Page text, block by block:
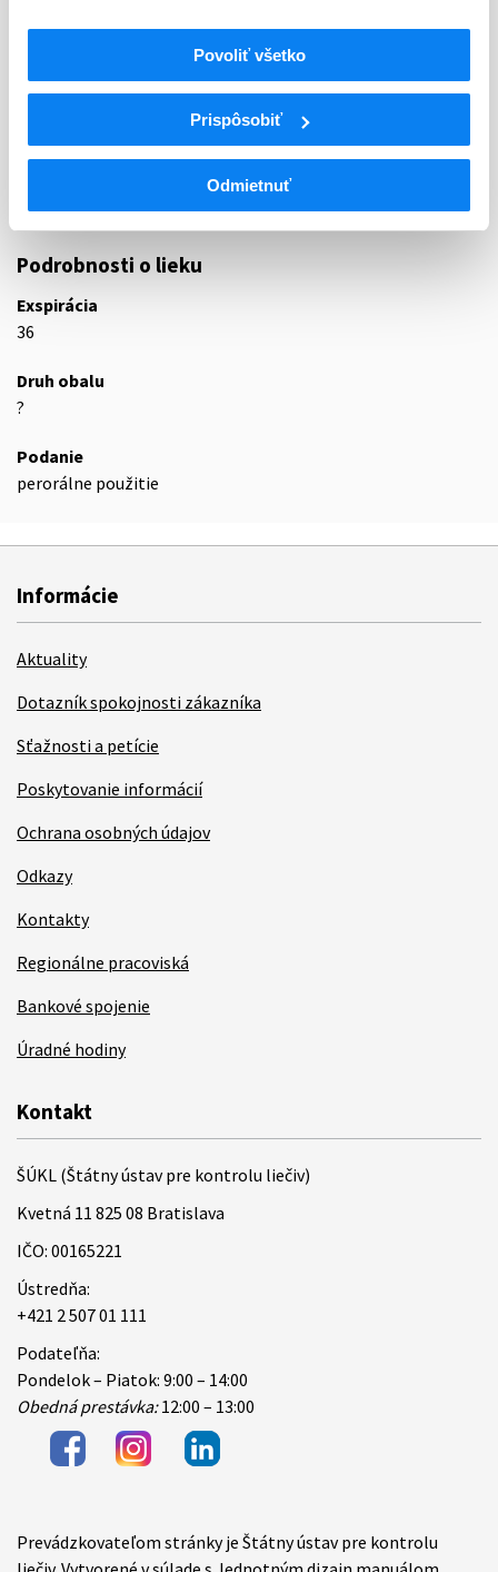
Povoliť všetko
Prispôsobiť
Odmietnuť
27 - ANTIPARKINSONICA
ATC
N
Centrálna nervová sústava
Antiparkinsoniká
N04B
Dopamínergické liečivá
Agonisty dopamínu
Podrobnosti o lieku
Exspirácia
36
Druh obalu
?
Podanie
perorálne použitie
Informácie
Aktuality
Dotazník spokojnosti zákazníka
Sťažnosti a petície
Poskytovanie informácií
Ochrana osobných údajov
Odkazy
Kontakty
Regionálne pracoviská
Bankové spojenie
Úradné hodiny
Kontakt
ŠÚKL (Štátny ústav pre kontrolu liečiv)
Kvetná 11 825 08 Bratislava
IČO: 00165221
Ústredňa:
+421 2 507 01 111
Podateľňa:
Pondelok – Piatok: 9:00 – 14:00
Obedná prestávka:12:00 – 13:00
Items
Prevádzkovateľom stránky je Štátny ústav pre kontrolu